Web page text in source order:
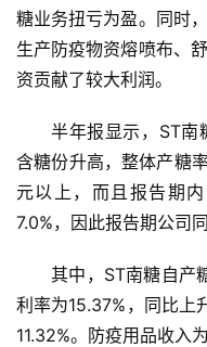
云
糖
网
号
报
价
糖业务扭亏为盈。同时
生产防疫物资熔喷布、
资贡献了较大利润。
半年报显示，ST南
含糖份升高，整体产糖
元以上，而且报告期
7.0%，因此报告期公司
其中，ST南糖自产
利率为15.37%，同比上
11.32%。防疫用品收入